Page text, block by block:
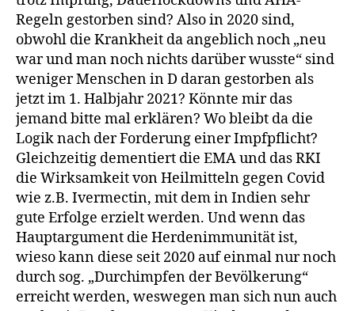
Regeln gestorben sind? Also in 2020 sind,
obwohl die Krankheit da angeblich noch „neu
war und man noch nichts darüber wusste“ sind
weniger Menschen in D daran gestorben als
jetzt im 1. Halbjahr 2021? Könnte mir das
jemand bitte mal erklären? Wo bleibt da die
Logik nach der Forderung einer Impfpflicht?
Gleichzeitig dementiert die EMA und das RKI
die Wirksamkeit von Heilmitteln gegen Covid
wie z.B. Ivermectin, mit dem in Indien sehr
gute Erfolge erzielt werden. Und wenn das
Hauptargument die Herdenimmunität ist,
wieso kann diese seit 2020 auf einmal nur noch
durch sog. „Durchimpfen der Bevölkerung“
erreicht werden, weswegen man sich nun auch